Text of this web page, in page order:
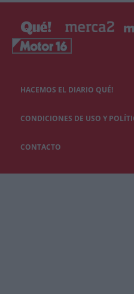
HACEMOS EL DIARIO QUÉ!
CONDICIONES DE USO Y
CONTACTO